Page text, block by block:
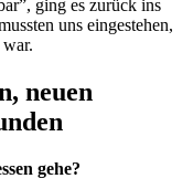
ging es zurück ins
uns eingestehen,
neuen
gehe?